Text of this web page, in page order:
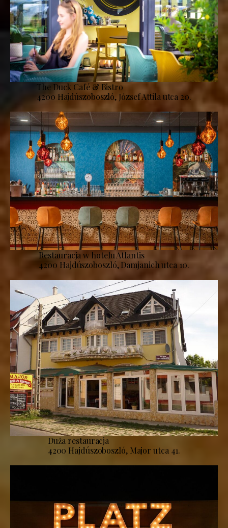
The Duck Café & Bistro
4200 Hajdúszoboszló, József Attila utca 20.
Restauracja w hotelu Atlantis
4200 Hajdúszoboszló, Damjanich utca 10.
Duża restauracja
4200 Hajdúszoboszló, Major utca 41.